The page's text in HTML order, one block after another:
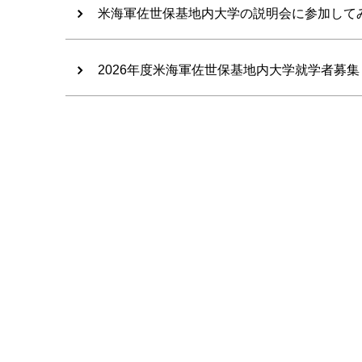
米海軍佐世保基地内大学の説明会に参加して
2026年度米海軍佐世保基地内大学就学者募集